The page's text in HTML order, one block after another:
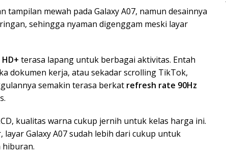
tampilan mewah pada Galaxy A07, namun desainnya
sehingga nyaman digenggam meski layar
terasa lapang untuk berbagai aktivitas. Entah
dokumen kerja, atau sekadar scrolling TikTok,
semakin terasa berkat refresh rate 90Hz
kualitas warna cukup jernih untuk kelas harga ini.
Galaxy A07 sudah lebih dari cukup untuk
hiburan.